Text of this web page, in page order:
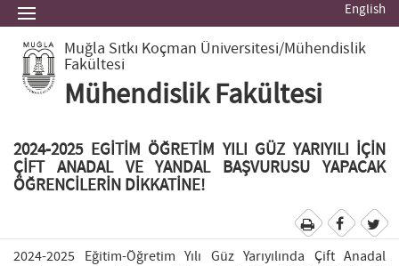
English
Muğla Sıtkı Koçman Üniversitesi/Mühendislik
Fakültesi
Mühendislik Fakültesi
2024-2025 EGİTİM ÖĞRETİM YILI GÜZ YARIYILI İÇİN
ÇİFT ANADAL VE YANDAL BAŞVURUSU YAPACAK
ÖĞRENCİLERİN DİKKATİNE!
2024-2025 Eğitim-Öğretim Yılı Güz Yarıyılında Çift Anadal